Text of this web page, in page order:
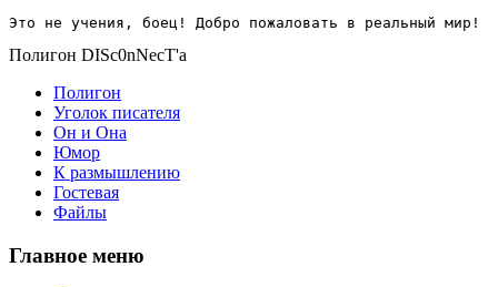
Это не учения, боец! Добро пожаловать в реальный мир!
Полигон DISc0nNecT'a
Полигон
Уголок писателя
Он и Она
Юмор
К размышлению
Гостевая
Файлы
Главное меню